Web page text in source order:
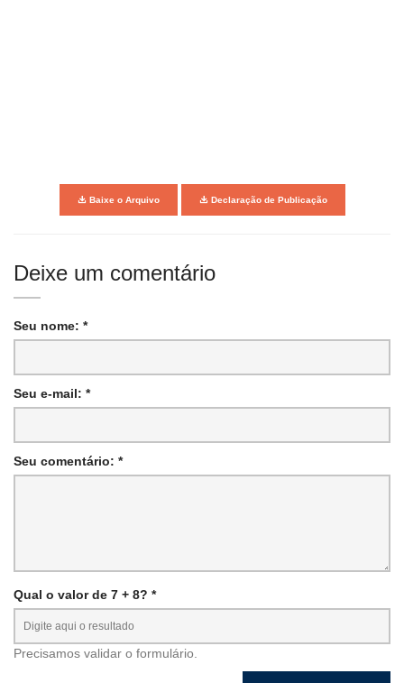
Baixe o Arquivo Declaração de Publicação
Deixe um comentário
Seu nome: *
Seu e-mail: *
Seu comentário: *
Qual o valor de 7 + 8? *
Precisamos validar o formulário.